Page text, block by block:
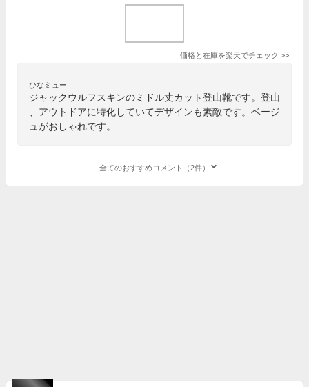
価格と在庫を楽天でチェック >>
ひなミュー
ジャックウルフスキンのミドル丈カット登山靴です。登山
、アウトドアに特化していてデザインも素敵です。ベージ
ュがおしゃれです。
全てのおすすめコメント（2件）